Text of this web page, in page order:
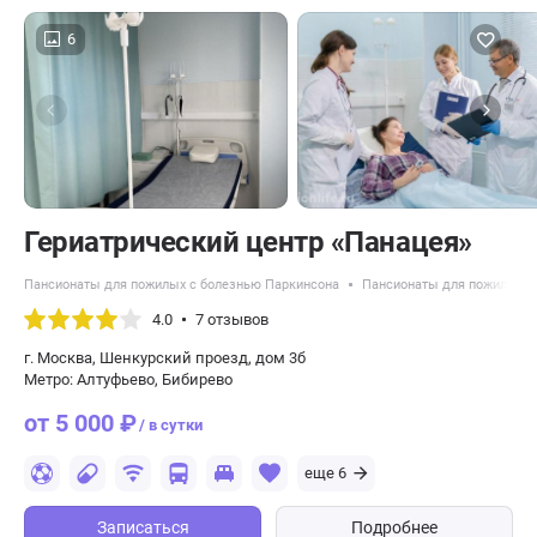
6
​Гериатрический центр «Панацея»
Пансионаты для пожилых с болезнью Паркинсона Пансионаты для пожилых
4.0 7 отзывов
г. Москва, Шенкурский проезд, дом 3б
Метро: Алтуфьево, Бибирево
от 5 000 ₽/ в сутки
еще 6
Записаться Подробнее